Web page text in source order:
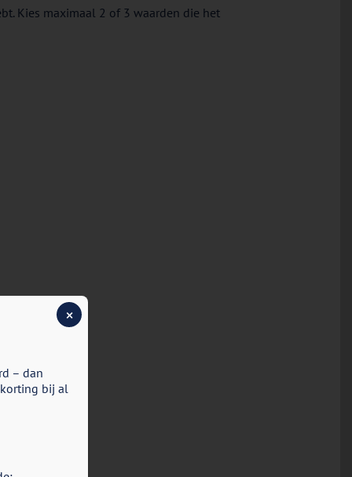
Kies maximaal 2 of 3 waarden die het
– dan
bij al
×